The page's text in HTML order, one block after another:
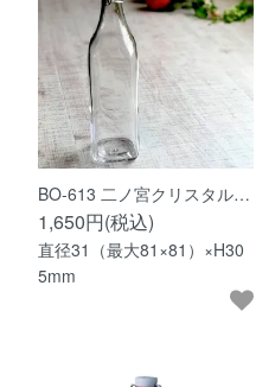
BO-613 二ノ宮クリスタル…
1,650円(税込)
直径31（最大81×81）×H30
5mm